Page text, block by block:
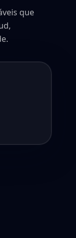
que